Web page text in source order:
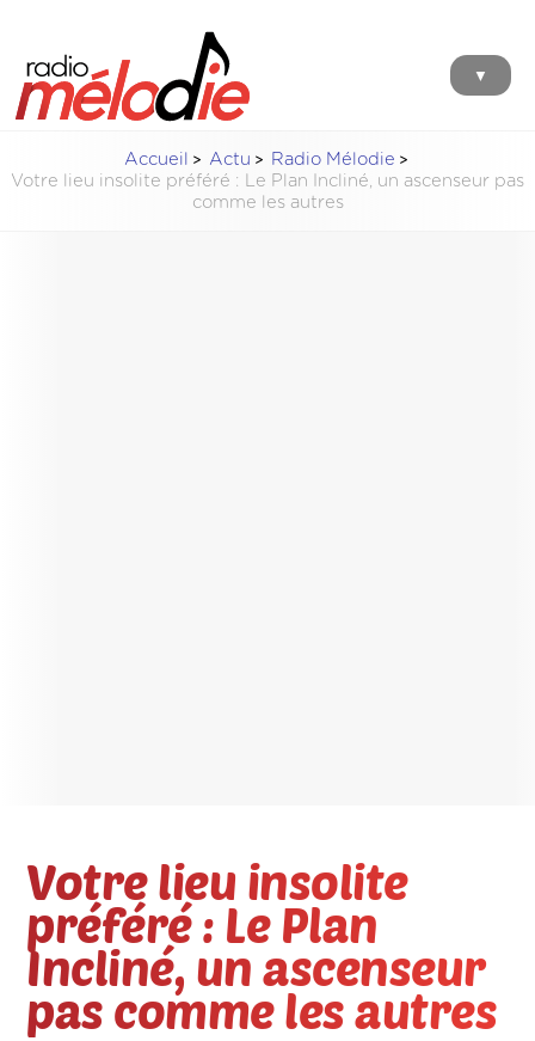
▼
Accueil Actu
Radio Mélodie
Votre lieu insolite préféré : Le Plan Incliné, un ascenseur pas
comme les autres
Votre lieu insolite
préféré : Le Plan
Incliné, un ascenseur
pas comme les autres